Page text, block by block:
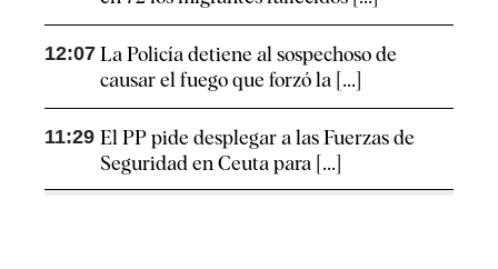
12:07 La Policía detiene al sospechoso de
causar el fuego que forzó la [...]
11:29 El PP pide desplegar a las Fuerzas de
Seguridad en Ceuta para [...]